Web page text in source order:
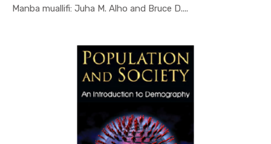
Manba muallifi: Juha M. Alho and Bruce D....
In Demogra...